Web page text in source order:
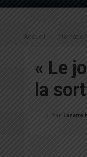
Accueil
« Le
la
Par Lazarre